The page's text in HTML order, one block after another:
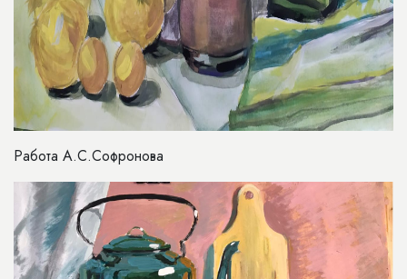
Работа А.С.Софронова